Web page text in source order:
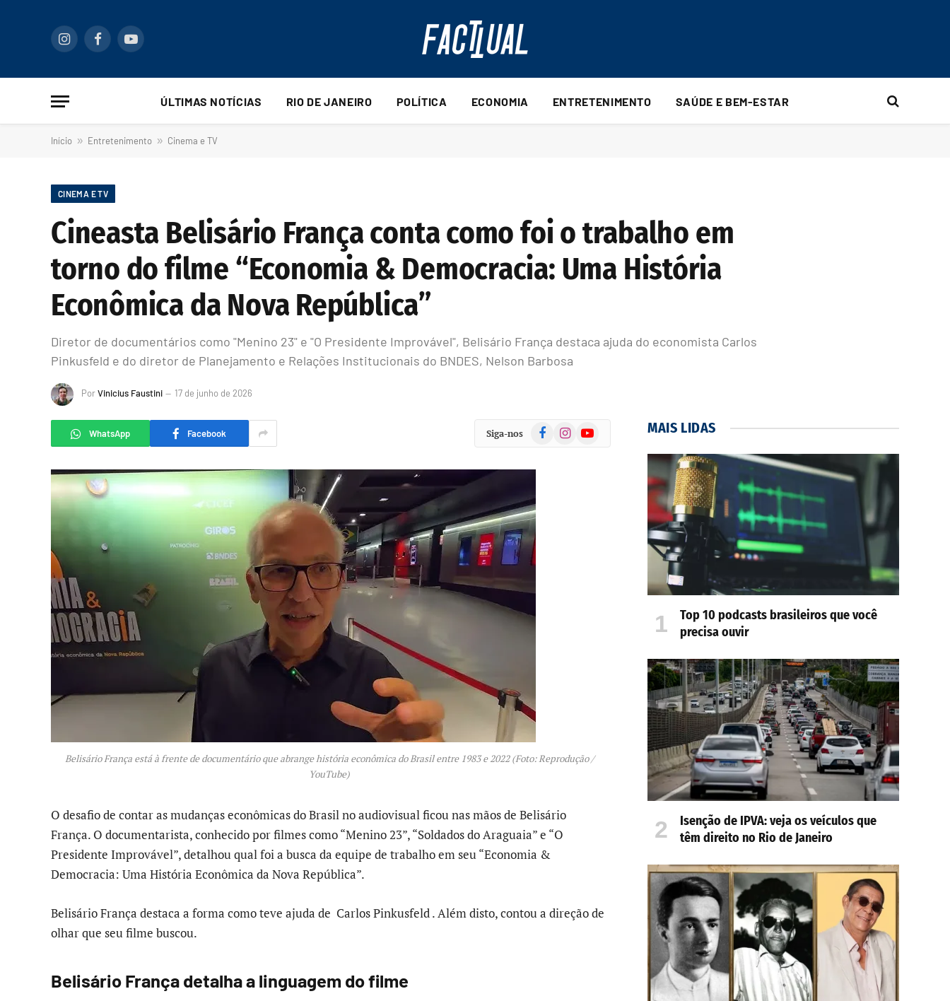
InstagramFacebookYouTube
ÚLTIMAS NOTÍCIAS RIO DE JANEIRO POLÍTICA ECONOMIA ENTRETENIMENTO SAÚDE E BEM-ESTAR
Início » Entretenimento » Cinema e TV
CINEMA E TV
Cineasta Belisário França conta como foi o trabalho em
torno do filme “Economia & Democracia: Uma História
Econômica da Nova República”
Diretor de documentários como "Menino 23" e "O Presidente Improvável", Belisário França destaca ajuda do economista Carlos
Pinkusfeld e do diretor de Planejamento e Relações Institucionais do BNDES, Nelson Barbosa
PorVinicius Faustini 17 de junho de 2026
WhatsApp Facebook Siga-nos FacebookInstagramYouTube
Belisário França está à frente de documentário que abrange história econômica do Brasil entre 1983 e 2022 (Foto: Reprodução /
YouTube)
O desafio de contar as mudanças econômicas do Brasil no audiovisual ficou nas mãos de Belisário
França. O documentarista, conhecido por filmes como “Menino 23”, “Soldados do Araguaia” e “O
Presidente Improvável”, detalhou qual foi a busca da equipe de trabalho em seu “Economia &
Democracia: Uma História Econômica da Nova República”.
Belisário França destaca a forma como teve ajuda de Carlos Pinkusfeld . Além disto, contou a direção de
olhar que seu filme buscou.
Belisário França detalha a linguagem do filme
MAIS LIDAS
Top 10 podcasts brasileiros que você
precisa ouvir
Isenção de IPVA: veja os veículos que
têm direito no Rio de Janeiro